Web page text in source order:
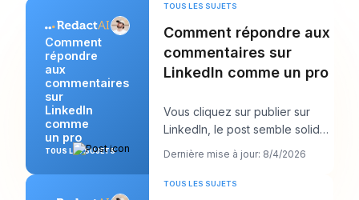
Comment
répondre
aux
commentaires
sur
LinkedIn
comme
un pro
TOUS LES SUJETS
TOUS LES SUJETS
Comment répondre aux
commentaires sur
LinkedIn comme un pro
Vous cliquez sur publier sur
LinkedIn, le post semble solide,
puis le vrai travail commence.
Dernière mise à jour: 8/4/2026
TOUS LES SUJETS